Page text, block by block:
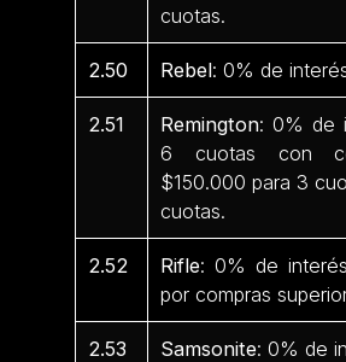
cuotas.
2.50 Rebel: 0% de
2.51 Remington: 0% de
6 cuotas con
$150.000 para 3
cuotas.
2.52 Rifle: 0% de
por compras
2.53 Samsonite: 0% de